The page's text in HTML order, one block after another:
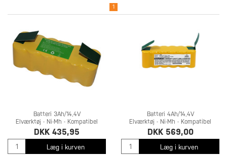
1
Batteri 3Ah/14,4V
Elværktøj - Ni-Mh - Kompatibel
DKK 435,95
Læg i kurven
Batteri 4Ah/14,4V
Elværktøj - Ni-Mh - Kompatibel
DKK 569,00
Læg i kurven